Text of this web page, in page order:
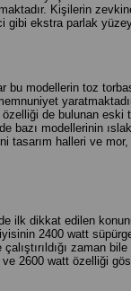
Kişilerin
gibi ekstra parlak
bu modellerin toz
de bulunan
bazı modellerinin
tasarım halleri ve
ilk dikkat edilen
2400 watt
zaman
2600 watt özelliği